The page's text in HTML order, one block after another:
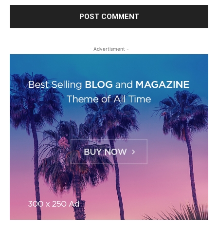
- Advertisment -